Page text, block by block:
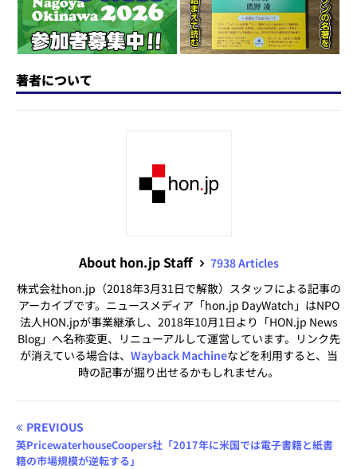
著者について
About hon.jp Staff
7938 Articles
株式会社hon.jp（2018年3月31日で解散）スタッフによる記事の
アーカイブです。ニュースメディア「hon.jp DayWatch」はNPO
法人HON.jpが事業継承し、2018年10月1日より「HON.jp News
Blog」へ名称変更、リニューアルして運営しています。リンク先
が消えている場合は、 Wayback Machineなどを利用すると、当
時の記事が掘り出せるかもしれません。
PREVIOUS
英PricewaterhouseCoopers社「2017年に米国では電子書籍と紙書
籍の市場規模が逆転する」